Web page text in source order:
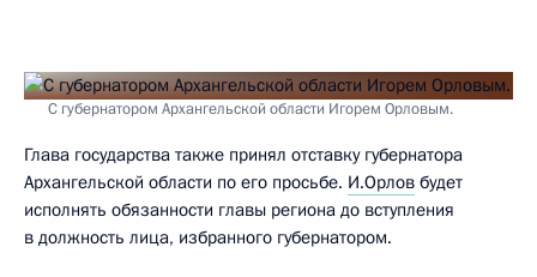
С губернатором Архангельской области Игорем Орловым.
Глава государства также принял отставку губернатора
Архангельской области по его просьбе. И.Орлов будет
исполнять обязанности главы региона до вступления
в должность лица, избранного губернатором.